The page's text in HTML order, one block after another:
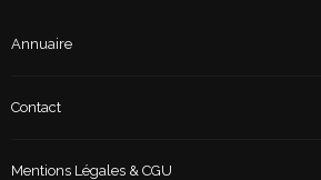
Annuaire
Contact
Mentions Légales & CGU